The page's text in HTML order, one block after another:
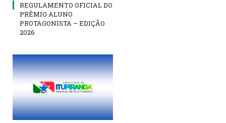
REGULAMENTO OFICIAL DO
PRÊMIO ALUNO
PROTAGONISTA – EDIÇÃO
2026